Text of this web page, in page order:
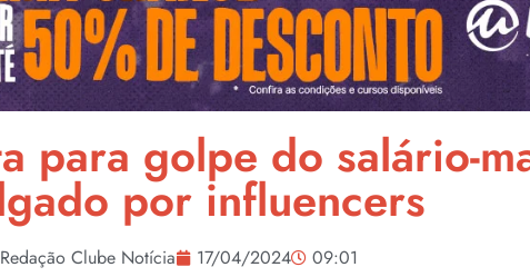
para golpe do salário-
por influencers
Redação Clube Notícia 17/04/2024
09:01